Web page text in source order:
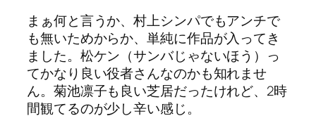
まぁ何と言うか、村上シンパでもアンチで
も無いためからか、単純に作品が入ってき
ました。松ケン（サンバじゃないほう）っ
てかなり良い役者さんなのかも知れませ
ん。菊池凛子も良い芝居だったけれど、2時
間観てるのが少し辛い感じ。